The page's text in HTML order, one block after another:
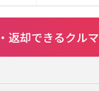
返却できるクルマ